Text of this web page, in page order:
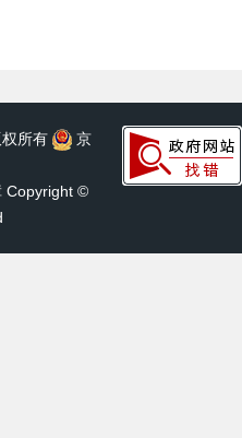
所有
京
Copyright ©